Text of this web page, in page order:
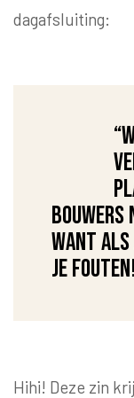
dagafsluiting:
bouwers
want als
je
Hihi! Deze zin